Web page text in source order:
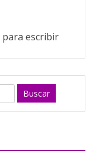
para escribir